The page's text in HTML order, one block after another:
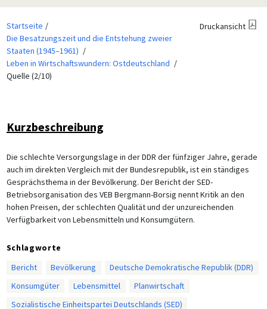
Startseite
Die Besatzungszeit und die Entstehung zweier
Staaten (1945–1961)
Leben in Wirtschaftswundern: Ostdeutschland
Quelle (2/10)
Druckansicht
Kurzbeschreibung
Die schlechte Versorgungslage in der DDR der fünfziger Jahre, gerade
auch im direkten Vergleich mit der Bundesrepublik, ist ein ständiges
Gesprächsthema in der Bevölkerung. Der Bericht der SED-
Betriebsorganisation des VEB Bergmann-Borsig nennt Kritik an den
hohen Preisen, der schlechten Qualität und der unzureichenden
Verfügbarkeit von Lebensmitteln und Konsumgütern.
Schlagworte
Bericht
Bevölkerung
Deutsche Demokratische Republik (DDR)
Konsumgüter
Lebensmittel
Planwirtschaft
Sozialistische Einheitspartei Deutschlands (SED)